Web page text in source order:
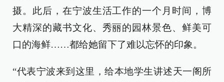
摄。此后，在宁波生活工作的一个月时间，博
大精深的藏书文化、秀丽的园林景色、鲜美可
口的海鲜……都给她留下了难以忘怀的印象。
“代表宁波来到这里，给本地学生讲述天一阁所